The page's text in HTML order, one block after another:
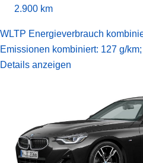
2.900 km
WLTP Energieverbrauch
Emissionen kombiniert: 127 g/
Details anzeigen